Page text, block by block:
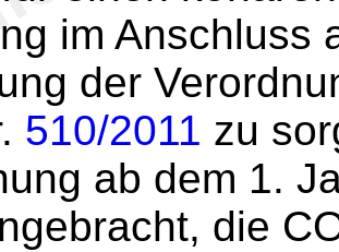
im Anschluss
der
510/2011 zu
ab dem 1.
die